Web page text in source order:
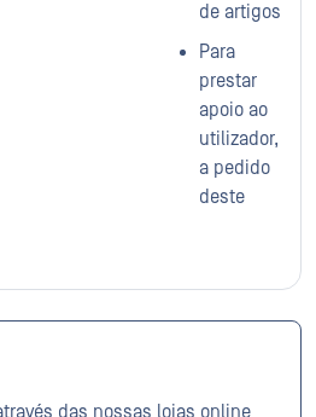
de artigos
Para
prestar
apoio ao
utilizador,
a pedido
deste
das nossas lojas online